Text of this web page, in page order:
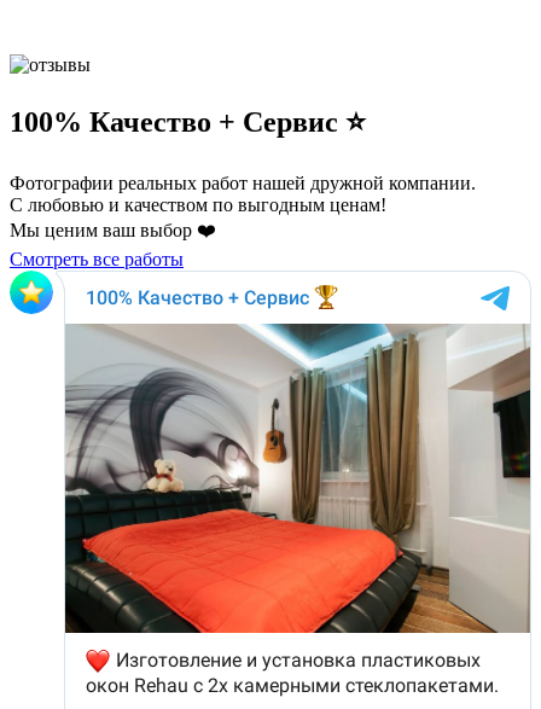
100% Качество + Сервис ⭐️
Фотографии реальных работ нашей дружной компании.
С любовью и качеством по выгодным ценам!
Мы ценим ваш выбор ❤️
Смотреть все работы